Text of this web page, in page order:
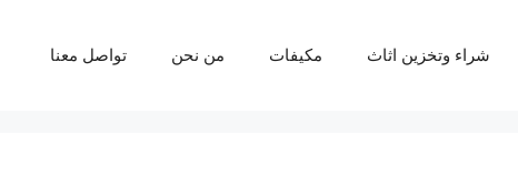
شراء وتخزين اثاث مكيفات من نحن تواصل معنا